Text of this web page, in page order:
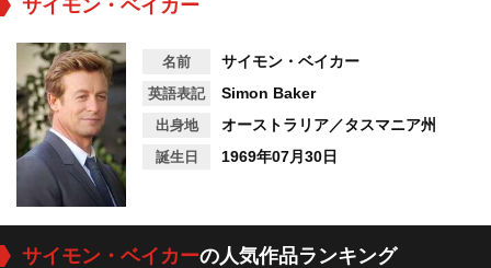
サイモン・ベイカー
名前 サイモン・ベイカー
英語表記 Simon Baker
出身地 オーストラリア／タスマニア州
誕生日 1969年07月30日
サイモン・ベイカーの人気作品ランキング